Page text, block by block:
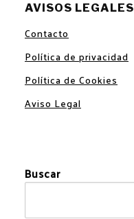
AVISOS LEGALES
Contacto
Política de privacidad
Política de Cookies
Aviso Legal
Buscar